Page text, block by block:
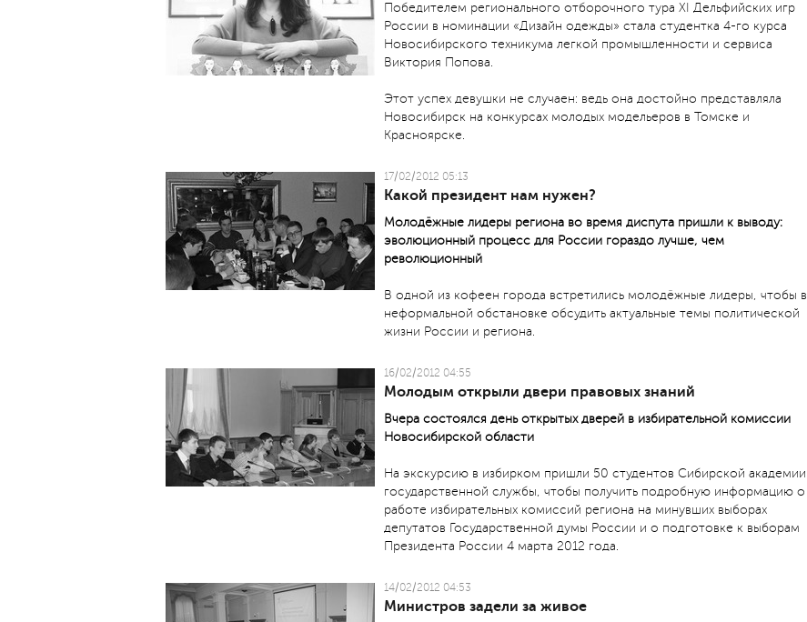
Победителем регионального отборочного тура XI Дельфийских игр
России в номинации «Дизайн одежды» стала студентка 4-го курса
Новосибирского техникума легкой промышленности и сервиса
Виктория Попова.
Этот успех девушки не случаен: ведь она достойно представляла
Новосибирск на конкурсах молодых модельеров в Томске и
Красноярске.
17/02/2012 05:13
Какой президент нам нужен?
Молодёжные лидеры региона во время диспута пришли к выводу:
эволюционный процесс для России гораздо лучше, чем
революционный
В одной из кофеен города встретились молодёжные лидеры, чтобы в
неформальной обстановке обсудить актуальные темы политической
жизни России и региона.
16/02/2012 04:55
Молодым открыли двери правовых знаний
Вчера состоялся день открытых дверей в избирательной комиссии
Новосибирской области
На экскурсию в избирком пришли 50 студентов Сибирской академии
государственной службы, чтобы получить подробную информацию о
работе избирательных комиссий региона на минувших выборах
депутатов Государственной думы России и о подготовке к выборам
Президента России 4 марта 2012 года.
14/02/2012 04:53
Министров задели за живое